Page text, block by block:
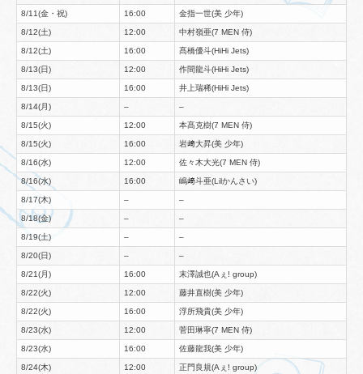
8/11(金・祝) 16:00 金指一世(美 少年)
8/12(土) 12:00 中村嶺亜(7 MEN 侍)
8/12(土) 16:00 髙橋優斗(HiHi Jets)
8/13(日) 12:00 作間龍斗(HiHi Jets)
8/13(日) 16:00 井上瑞稀(HiHi Jets)
8/14(月) – –
8/15(火) 12:00 本髙克樹(7 MEN 侍)
8/15(火) 16:00 岩﨑大昇(美 少年)
8/16(水) 12:00 佐々木大光(7 MEN 侍)
8/16(水) 16:00 嶋﨑斗亜(Lilかんさい)
8/17(木) – –
8/18(金) – –
8/19(土) – –
8/20(日) – –
8/21(月) 16:00 末澤誠也(Aぇ! group)
8/22(火) 12:00 藤井直樹(美 少年)
8/22(火) 16:00 浮所飛貴(美 少年)
8/23(水) 12:00 菅田琳寧(7 MEN 侍)
8/23(水) 16:00 佐藤龍我(美 少年)
8/24(木) 12:00 正門良規(Aぇ! group)